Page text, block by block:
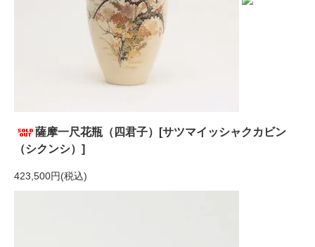
薩摩一尺花瓶（四君子）[サツマイッシャクカビン
（シクンシ）]
423,500円(税込)